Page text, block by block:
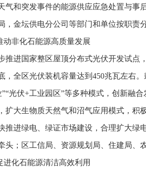
气和突发事件的能源供应应急处置与事
，金坛供电分公司等部门和单位按职责
动非化石能源高质量发展
推进国家整区屋顶分布式光伏开发试点
，全区光伏装机容量达到450兆瓦左右
”“光伏+工业园区”等多种模式，创新融
扩大生物质天然气和沼气应用模式，积
推进绿电、绿证市场建设，合理扩大绿
头；区工信局、资源规划局、住建局、
进化石能源清洁高效利用